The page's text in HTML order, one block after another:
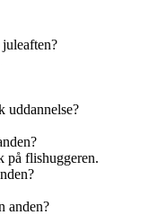
uddannelse?
på flishuggeren.
anden?